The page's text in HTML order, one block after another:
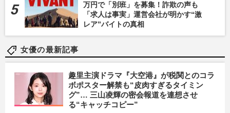
万円で「別班」を募集！詐欺の声も
「求人は事実」運営会社が明かす“激
レア”バイトの真相
女優の最新記事
趣里主演ドラマ『大空港』が税関とのコラ
ボポスター解禁も“皮肉すぎるタイミン
グ”… 三山凌輝の密会報道を連想させ
る“キャッチコピー”